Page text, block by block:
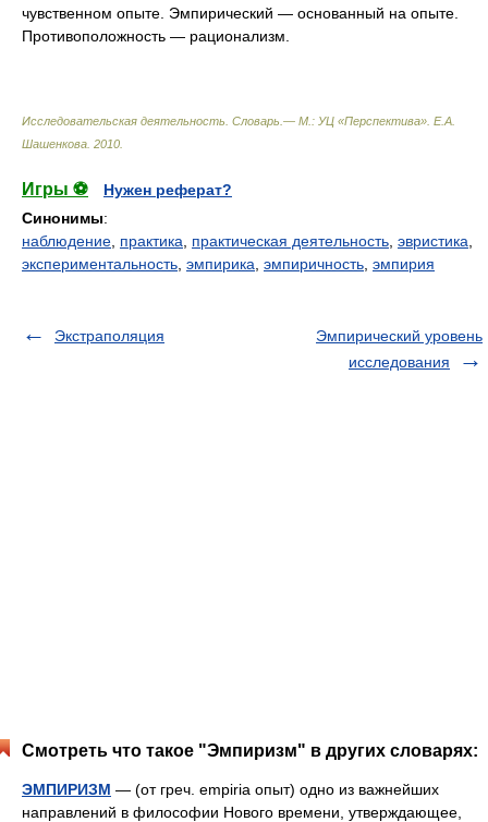
чувственном опыте. Эмпирический — основанный на опыте.
Противоположность — рационализм.
Исследовательская деятельность. Словарь.— М.: УЦ «Перспектива» Е.А.
Шашенкова 2010
Игры ⚽
Нужен реферат?
Синонимы:
наблюдение практика практическая деятельность эвристика
экспериментальность эмпирика эмпиричность эмпирия
Экстраполяция
Эмпирический уровень
исследования
Смотреть что такое "Эмпиризм" в других словарях:
ЭМПИРИЗМ — (от греч. empiria опыт) одно из важнейших
направлений в философии Нового времени, утверждающее,